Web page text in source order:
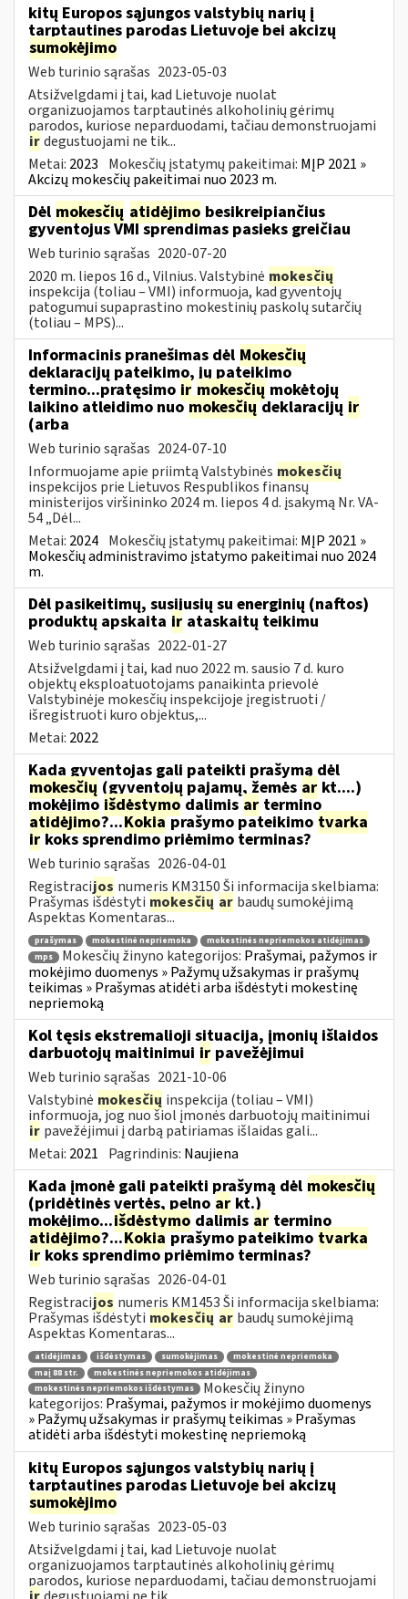
kitų Europos sąjungos valstybių narių į
tarptautines parodas Lietuvoje bei akcizų
sumokėjimo
Web turinio sąrašas 2023-05-03
Atsižvelgdami į tai, kad Lietuvoje nuolat
organizuojamos tarptautinės alkoholinių gėrimų
parodos, kuriose neparduodami, tačiau demonstruojami
irdegustuojami ne tik...
Metai: 2023 Mokesčių įstatymų pakeitimai: MĮP 2021 »
Akcizų mokesčių pakeitimai nuo 2023 m.
Dėl mokesčių atidėjimo besikreipiančius
gyventojus VMI sprendimas pasieks greičiau
Web turinio sąrašas 2020-07-20
2020 m. liepos 16 d., Vilnius. Valstybinė mokesčių
inspekcija (toliau – VMI) informuoja, kad gyventojų
patogumui supaprastino mokestinių paskolų sutarčių
(toliau – MPS)...
Informacinis pranešimas dėl Mokesčių
deklaracijų pateikimo, jų pateikimo
termino...pratęsimo ir mokesčių mokėtojų
laikino atleidimo nuomokesčiųdeklaracijų ir
(arba
Web turinio sąrašas 2024-07-10
Informuojame apie priimtą Valstybinės mokesčių
inspekcijos prie Lietuvos Respublikos finansų
ministerijos viršininko 2024 m. liepos 4 d. įsakymą Nr. VA-
54 „Dėl...
Metai: 2024 Mokesčių įstatymų pakeitimai: MĮP 2021 »
Mokesčių administravimo įstatymo pakeitimai nuo 2024
m.
Dėl pasikeitimų, susijusių su energinių (naftos)
produktų apskaita ir ataskaitų teikimu
Web turinio sąrašas 2022-01-27
Atsižvelgdami į tai, kad nuo 2022 m. sausio 7 d. kuro
objektų eksploatuotojams panaikinta prievolė
Valstybinėje mokesčių inspekcijoje įregistruoti /
išregistruoti kuro objektus,...
Metai: 2022
Kada gyventojas gali pateikti prašymą dėl
mokesčių (gyventojų pajamų, žemės ar kt....)
mokėjimo išdėstymo dalimis ar termino
atidėjimo?...Kokiaprašymo pateikimo tvarka
irkoks sprendimo priėmimo terminas?
Web turinio sąrašas 2026-04-01
Registracijos numeris KM3150 Ši informacija skelbiama:
Prašymas išdėstyti mokesčių ar baudų sumokėjimą
Aspektas Komentaras...
prašymas mokestinė nepriemoka
mokestinės nepriemokos atidėjimas
mps
Mokesčių žinyno kategorijos: Prašymai, pažymos ir
mokėjimo duomenys » Pažymų užsakymas ir prašymų
teikimas » Prašymas atidėti arba išdėstyti mokestinę
nepriemoką
Kol tęsis ekstremalioji situacija, įmonių išlaidos
darbuotojų maitinimui ir pavežėjimui
Web turinio sąrašas 2021-10-06
Valstybinė mokesčių inspekcija (toliau – VMI)
informuoja, jog nuo šiol įmonės darbuotojų maitinimui
ir pavežėjimui į darbą patiriamas išlaidas gali...
Metai: 2021 Pagrindinis: Naujiena
Kada įmonė gali pateikti prašymą dėl mokesčių
(pridėtinės vertės, pelno ar kt.)
mokėjimo...išdėstymo dalimis ar termino
atidėjimo?...Kokiaprašymo pateikimo tvarka
irkoks sprendimo priėmimo terminas?
Web turinio sąrašas 2026-04-01
Registracijos numeris KM1453 Ši informacija skelbiama:
Prašymas išdėstyti mokesčių ar baudų sumokėjimą
Aspektas Komentaras...
atidėjimas išdėstymas sumokėjimas
mokestinė nepriemoka
maį 88 str.
mokestinės nepriemokos atidėjimas
mokestinės nepriemokos išdėstymas
Mokesčių žinyno
kategorijos: Prašymai, pažymos ir mokėjimo duomenys
» Pažymų užsakymas ir prašymų teikimas » Prašymas
atidėti arba išdėstyti mokestinę nepriemoką
kitų Europos sąjungos valstybių narių į
tarptautines parodas Lietuvoje bei akcizų
sumokėjimo
Web turinio sąrašas 2023-05-03
Atsižvelgdami į tai, kad Lietuvoje nuolat
organizuojamos tarptautinės alkoholinių gėrimų
parodos, kuriose neparduodami, tačiau demonstruojami